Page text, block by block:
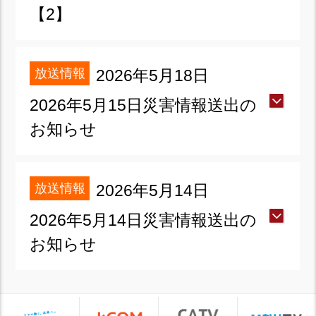
【2】
放送情報
2026年5月18日
2026年5月15日災害情報送出の
お知らせ
放送情報
2026年5月14日
2026年5月14日災害情報送出の
お知らせ